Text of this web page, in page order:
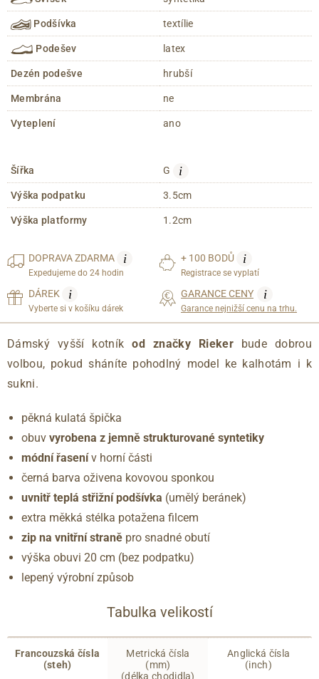
Podšívka textílie
Podešev latex
Dezén podešve hrubší
Membrána ne
Vyteplení ano
Šířka G i
Výška podpatku 3.5cm
Výška platformy 1.2cm
DOPRAVAZDARMA i
Expedujeme do 24 hodin
+ 100 BODŮ i
Registrace se vyplatí
DÁREK i
Vyberte si v košíku dárek
GARANCE CENY i
Garance nejnižší cenu na trhu.
Dámský vyšší kotník od značky Riekerbude dobrou
volbou, pokud sháníte pohodlný model ke kalhotám i k
sukni.
pěkná kulatá špička
obuv vyrobena z jemně strukturované syntetiky
módní řasenív horní části
černá barva oživena kovovou sponkou
uvnitř teplá střižní podšívka (umělý beránek)
extra měkká stélka potažena filcem
zip na vnitřní straně pro snadné obutí
výška obuvi 20 cm (bez podpatku)
lepený výrobní způsob
Tabulka velikostí
Francouzská čísla
(steh)
Metrická čísla
(mm)
(délka chodidla)
Anglická čísla
(inch)